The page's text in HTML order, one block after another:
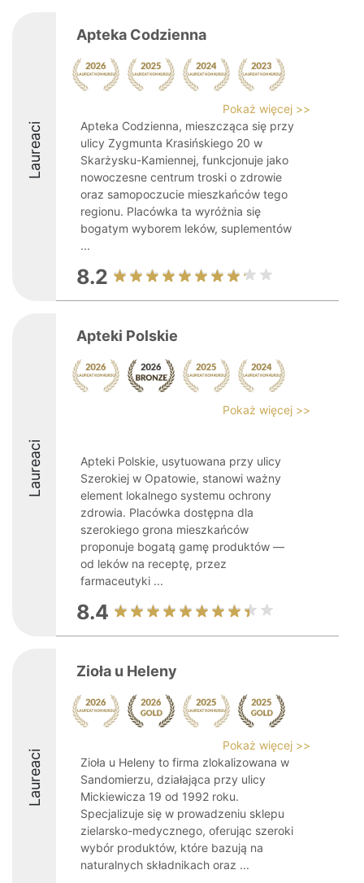
Laureaci
Apteka Codzienna
Pokaż więcej >>
Apteka Codzienna, mieszcząca się przy
ulicy Zygmunta Krasińskiego 20 w
Skarżysku-Kamiennej, funkcjonuje jako
nowoczesne centrum troski o zdrowie
oraz samopoczucie mieszkańców tego
regionu. Placówka ta wyróżnia się
bogatym wyborem leków, suplementów
...
8.2
Laureaci
Apteki Polskie
Pokaż więcej >>
Apteki Polskie, usytuowana przy ulicy
Szerokiej w Opatowie, stanowi ważny
element lokalnego systemu ochrony
zdrowia. Placówka dostępna dla
szerokiego grona mieszkańców
proponuje bogatą gamę produktów —
od leków na receptę, przez
farmaceutyki ...
8.4
Laureaci
Zioła u Heleny
Pokaż więcej >>
Zioła u Heleny to firma zlokalizowana w
Sandomierzu, działająca przy ulicy
Mickiewicza 19 od 1992 roku.
Specjalizuje się w prowadzeniu sklepu
zielarsko-medycznego, oferując szeroki
wybór produktów, które bazują na
naturalnych składnikach oraz ...